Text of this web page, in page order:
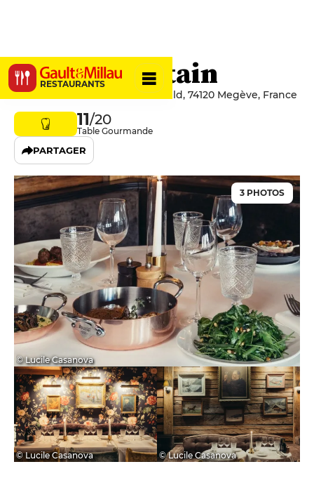
RESTAURANTS
Indie Mountain
170 Route Edmond de Rothschild, 74120 Megève, France
11/20
Table Gourmande
PARTAGER
© Lucile Casanova
© Lucile Casanova © Lucile Casanova
3 PHOTOS